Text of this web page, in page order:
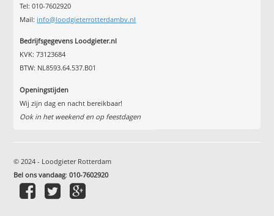
Tel: 010-7602920
Mail: info@loodgieterrotterdambv.nl
Bedrijfsgegevens Loodgieter.nl
KVK: 73123684
BTW: NL8593.64.537.B01
Openingstijden
Wij zijn dag en nacht bereikbaar!
Ook in het weekend en op feestdagen
© 2024 - Loodgieter Rotterdam
Bel ons vandaag:010-7602920